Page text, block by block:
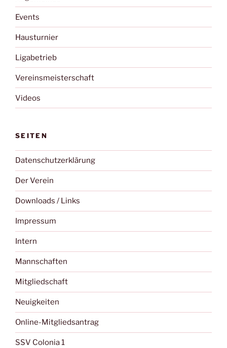
Events
Hausturnier
Ligabetrieb
Vereinsmeisterschaft
Videos
SEITEN
Datenschutzerklärung
Der Verein
Downloads / Links
Impressum
Intern
Mannschaften
Mitgliedschaft
Neuigkeiten
Online-Mitgliedsantrag
SSV Colonia 1